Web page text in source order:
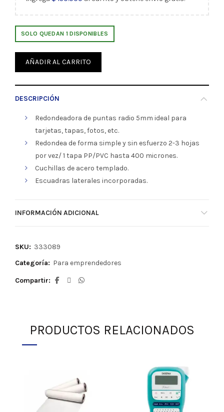
SOLO QUEDAN 1 DISPONIBLES
AÑADIR AL CARRITO
DESCRIPCIÓN
Redondeadora de puntas radio 5mm ideal para
tarjetas, tapas, fotos, etc.
Redondea de forma simple y sin esfuerzo 2-3 hojas
por vez/ 1 tapa PP/PVC hasta 400 micrones.
Cuchillas de acero templado.
Escuadras laterales incorporadas.
INFORMACIÓN ADICIONAL
SKU: 333089
Categoría: Para emprendedores
Compartir
PRODUCTOS RELACIONADOS